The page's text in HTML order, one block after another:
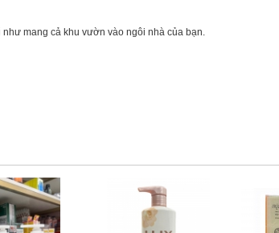
mang cả khu vườn vào ngôi nhà của bạn.